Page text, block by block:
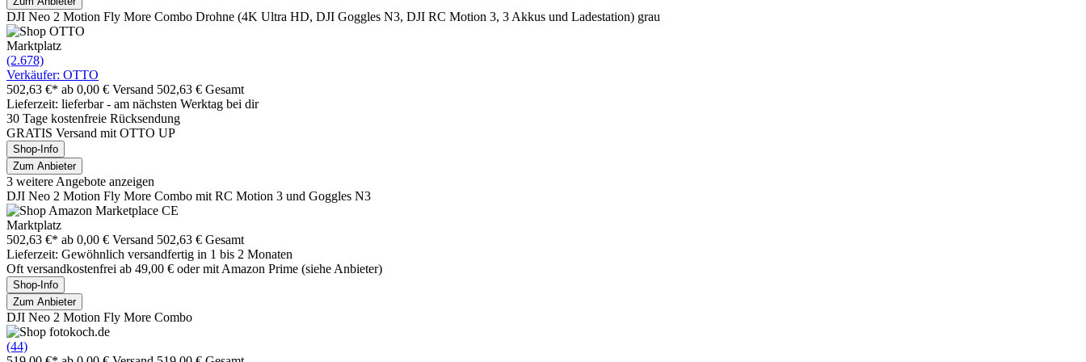
DJI Neo 2 Motion Fly More Combo Drohne (4K Ultra HD, DJI Goggles N3, DJI RC Motion 3, 3 Akkus und Ladestation) grau
Marktplatz
(2.678)
Verkäufer: OTTO
502,63 €* ab 0,00 € Versand 502,63 € Gesamt
Lieferzeit: lieferbar - am nächsten Werktag bei dir
30 Tage kostenfreie Rücksendung
GRATIS Versand mit OTTO UP
Shop-Info
Zum Anbieter
3 weitere Angebote anzeigen
DJI Neo 2 Motion Fly More Combo mit RC Motion 3 und Goggles N3
Marktplatz
502,63 €* ab 0,00 € Versand 502,63 € Gesamt
Lieferzeit: Gewöhnlich versandfertig in 1 bis 2 Monaten
Oft versandkostenfrei ab 49,00 € oder mit Amazon Prime (siehe Anbieter)
Shop-Info
Zum Anbieter
DJI Neo 2 Motion Fly More Combo
(44)